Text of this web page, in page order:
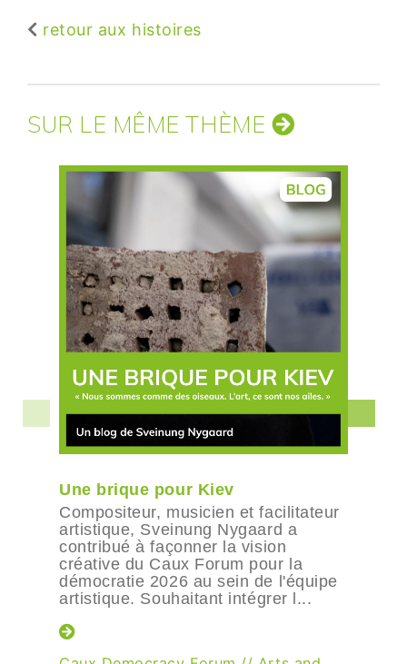
retour aux histoires
SUR LE MÊME THÈME
Une brique pour Kiev
Compositeur, musicien et facilitateur
artistique, Sveinung Nygaard a
contribué à façonner la vision
créative du Caux Forum pour la
démocratie 2026 au sein de l'équipe
artistique. Souhaitant intégrer l...